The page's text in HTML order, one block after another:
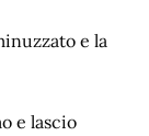
e la
e lascio